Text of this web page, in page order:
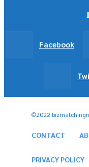
Facebook
©2022
CONTACT
PRIVACY POLICY